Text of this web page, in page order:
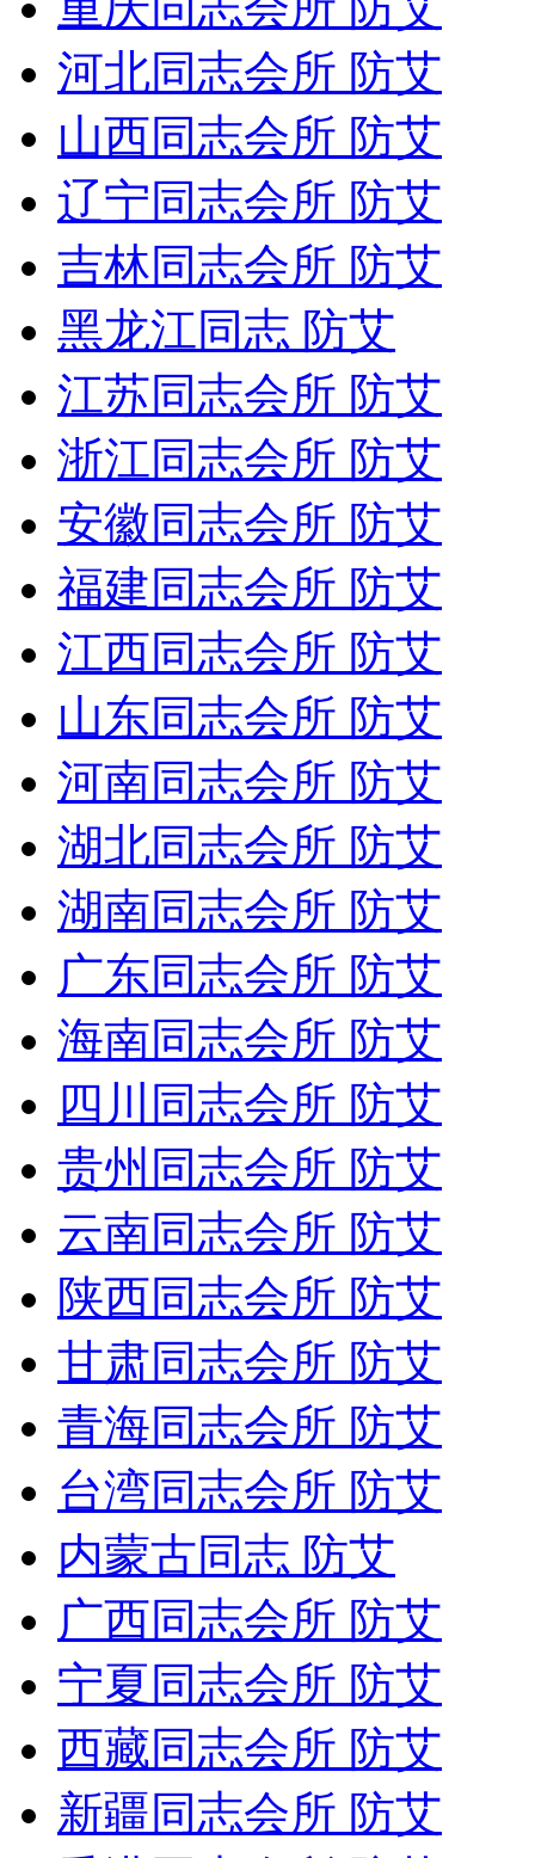
河北同志会所 防艾
山西同志会所 防艾
辽宁同志会所 防艾
吉林同志会所 防艾
黑龙江同志 防艾
江苏同志会所 防艾
浙江同志会所 防艾
安徽同志会所 防艾
福建同志会所 防艾
江西同志会所 防艾
山东同志会所 防艾
河南同志会所 防艾
湖北同志会所 防艾
湖南同志会所 防艾
广东同志会所 防艾
海南同志会所 防艾
四川同志会所 防艾
贵州同志会所 防艾
云南同志会所 防艾
陕西同志会所 防艾
甘肃同志会所 防艾
青海同志会所 防艾
台湾同志会所 防艾
内蒙古同志 防艾
广西同志会所 防艾
宁夏同志会所 防艾
西藏同志会所 防艾
新疆同志会所 防艾